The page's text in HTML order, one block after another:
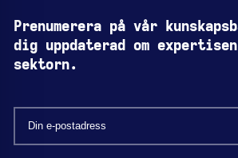
Prenumerera på vår
dig uppdaterad om
sektorn.